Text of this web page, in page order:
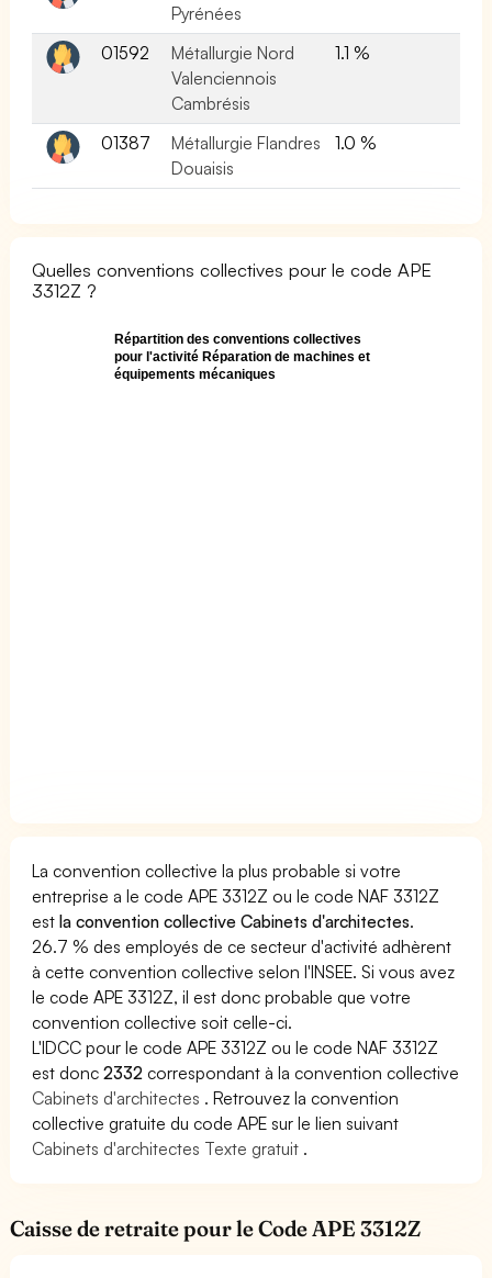
Pyrénées
01592
Métallurgie Nord
Valenciennois
Cambrésis
1.1 %
01387
Métallurgie Flandres
Douaisis
1.0 %
Quelles conventions collectives pour le code APE
3312Z ?
Répartition des conventions collectives
pour l'activité Réparation de machines et
équipements mécaniques
La convention collective la plus probable si votre
entreprise a le code APE 3312Z ou le code NAF 3312Z
estla convention collective Cabinets d'architectes.
26.7 % des employés de ce secteur d'activité adhèrent
à cette convention collective selon l'INSEE. Si vous avez
le code APE 3312Z, il est donc probable que votre
convention collective soit celle-ci.
L'IDCC pour le code APE 3312Z ou le code NAF 3312Z
est donc2332 correspondant à la convention collective
Cabinets d'architectes . Retrouvez la convention
collective gratuite du code APE sur le lien suivant
Cabinets d'architectes Texte gratuit .
Caisse de retraite pour le Code APE 3312Z